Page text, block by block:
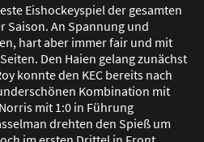
Eishockeyspiel der gesamten
Saison. An Spannung und
hart aber immer fair und mit
Den Haien gelang zunächst
konnte den KEC bereits nach
Kombination mit
mit 1:0 in Führung
drehten den Spieß um